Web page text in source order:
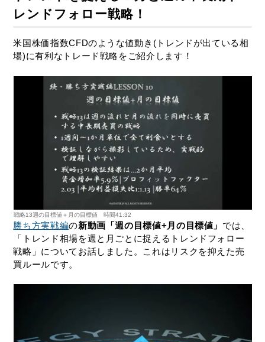
レンドフォロー戦略！
米国株価指数CFDのような値動き(トレンドが出ている相
場)に有利なトレード戦略をご紹介します！
戦略13週の目標値＋月の目標値 時間41:32
勝ち方実戦編の新動画「週の目標値+月の目標値」 では、
「トレンド相場を週と月ごとに捉えるトレンドフォロー
戦略」についてお話しました。これはリスクを抑えた売
買ルールです。